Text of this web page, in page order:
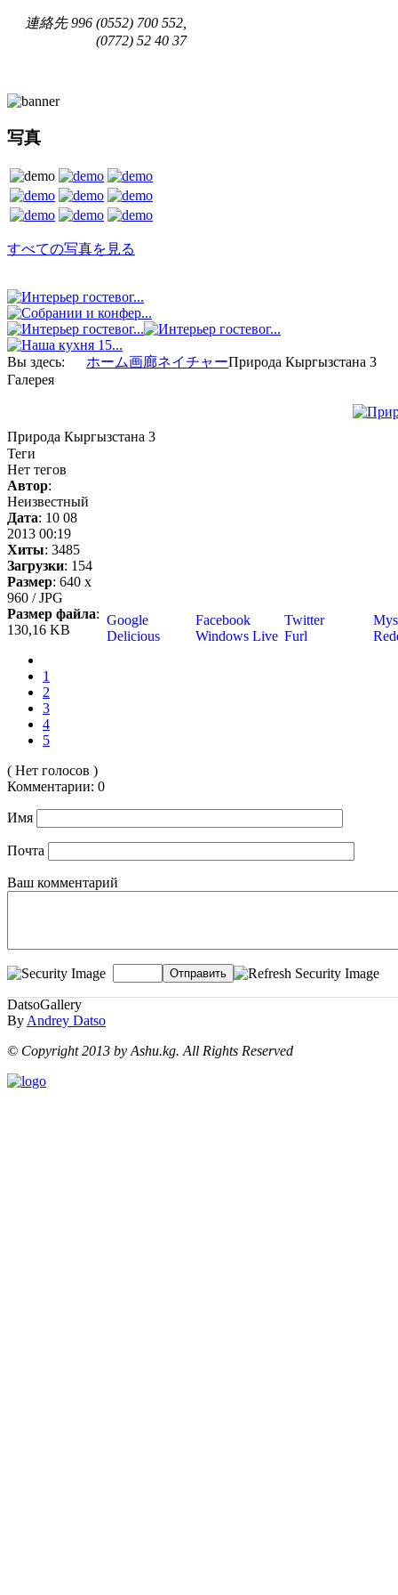
連絡先996 (0552) 700 552,
(0772) 52 40 37
写真
すべての写真を見る
Вы здесь: ホーム画廊ネイチャーПрирода Кыргызстана 3
Галерея
Природа Кыргызстана 3
Теги
Нет тегов
Автор:
Неизвестный
Дата: 10 08
2013 00:19
Хиты: 3485
Загрузки: 154
Размер: 640 x
960 / JPG
Размер файла:
130,16 KB
1
2
3
4
5
( Нет голосов )
Google Facebook Twitter
Delicious
Windows Live Furl
Комментарии: 0
Имя
Почта
Ваш комментарий
Отправить
DatsoGallery
ByAndrey Datso
© Copyright 2013 by Ashu.kg. All Rights Reserved